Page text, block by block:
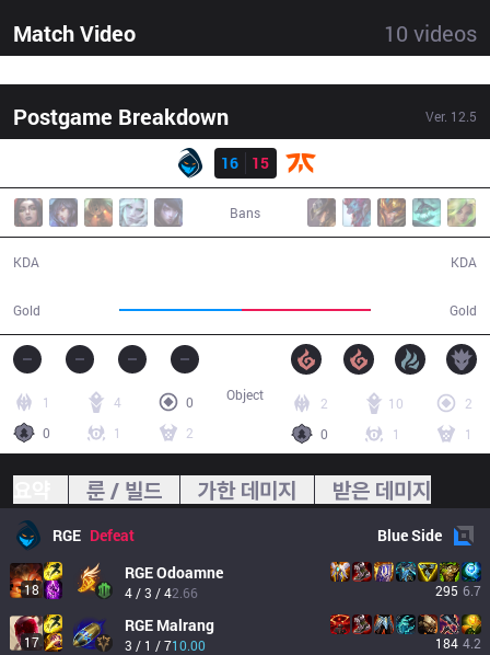
Match Video 10 videos
Postgame Breakdown Ver. 12.5
16
15
Bans
KDA
Gold Gold
KDA
1 4
0
0
1 2
2 10
2
0
1 1
Object
룬 / 빌드 가한 데미지 받은 데미지
RGE Defeat BlueSide
18
RGEOdoamne
4 / 3 / 42.66 295 6.7
17
RGE Malrang
3 / 1 / 710.00 184 4.2